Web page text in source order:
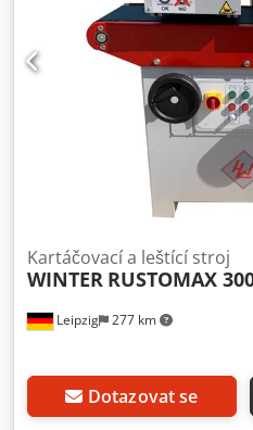
pásu + plynulé nastavení 0 -
940 mm + 50 mm - Průměr
Celkový výkon 4,65 kW - Napětí
rozměry L=1240 mm, Š=950
435 kg Dkjdpfx Aljv Ucilsbor
Leipzig 277 km
Kartáčovací a leštící stroj
WINTER RUSTOMAX
Dotazovat se